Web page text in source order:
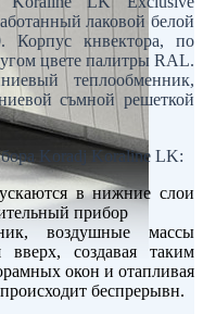
лаковой белой
кнвектора, по
цвете палитры RAL.
теплообменник,
съмной решеткой
Koradj Koraline LK:
в нижние слои
прибор
воздушные массы
вверх, создавая таким
окон и отапливая
беспрерывн.